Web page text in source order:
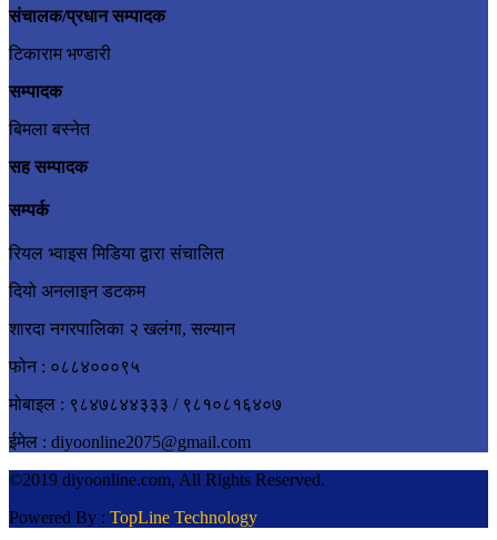
संचालक/प्रधान सम्पादक
टिकाराम भण्डारी
सम्पादक
बिमला बस्नेत
सह सम्पादक
सम्पर्क
रियल भ्वाइस मिडिया द्वारा संचालित
दियो अनलाइन डटकम
शारदा नगरपालिका २ खलंगा, सल्यान
फोन : ०८८४०००९५
मोबाइल : ९८४७८४४३३३ / ९८१०८१६४०७
ईमेल : diyoonline2075@gmail.com
©2019 diyoonline.com, All Rights Reserved.
Powered By : TopLine Technology